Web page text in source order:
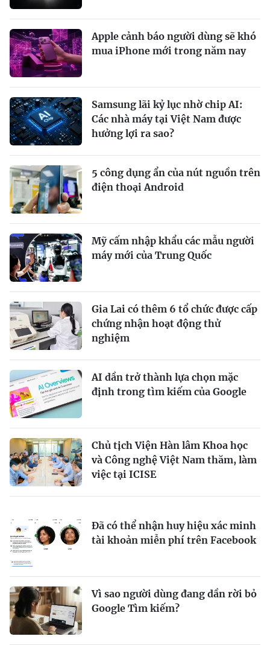
Apple cảnh báo người dùng sẽ khó
mua iPhone mới trong năm nay
Samsung lãi kỷ lục nhờ chip AI:
Các nhà máy tại Việt Nam được
hưởng lợi ra sao?
5 công dụng ẩn của nút nguồn trên
điện thoại Android
Mỹ cấm nhập khẩu các mẫu người
máy mới của Trung Quốc
Gia Lai có thêm 6 tổ chức được cấp
chứng nhận hoạt động thử
nghiệm
AI dần trở thành lựa chọn mặc
định trong tìm kiếm của Google
Chủ tịch Viện Hàn lâm Khoa học
và Công nghệ Việt Nam thăm, làm
việc tại ICISE
Đã có thể nhận huy hiệu xác minh
tài khoản miễn phí trên Facebook
Vì sao người dùng đang dần rời bỏ
Google Tìm kiếm?